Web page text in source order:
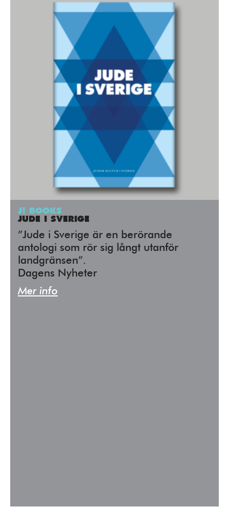
J! BOOKS
JUDE I SVERIGE
”Jude i Sverige är en berörande
antologi som rör sig långt utanför
landgränsen”.
Dagens Nyheter
Mer info